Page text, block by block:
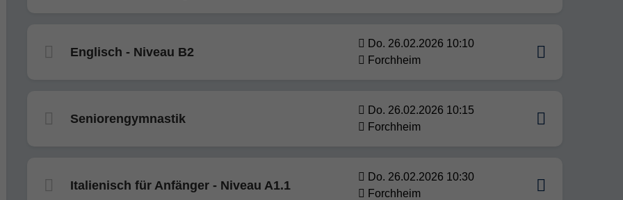
Englisch - Niveau B2
Do. 26.02.2026 10:10
Forchheim
Seniorengymnastik
Do. 26.02.2026 10:15
Forchheim
Italienisch für Anfänger - Niveau A1.1
Do. 26.02.2026 10:30
Forchheim